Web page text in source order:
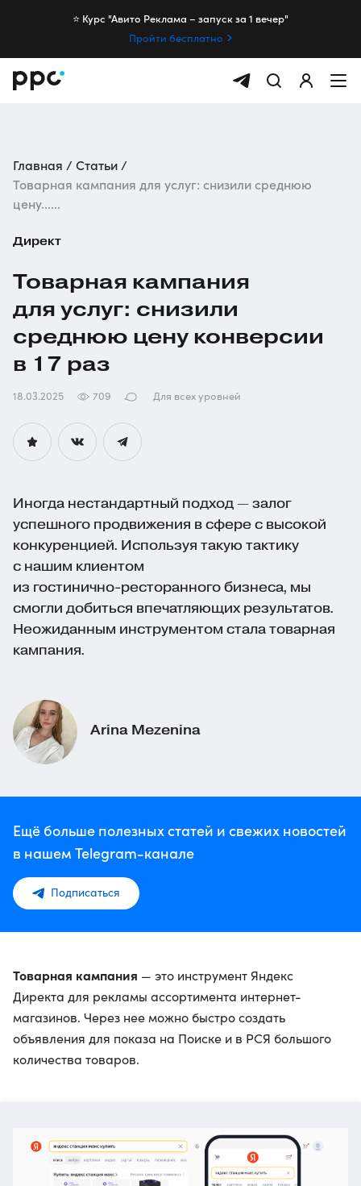
⭐️ Курс "Авито Реклама – запуск за 1 вечер"
Пройти бесплатно
Главная
Статьи
Товарная кампания для услуг: снизили среднюю
цену......
Директ
Товарная кампания
для услуг: снизили
среднюю цену конверсии
в 17 раз
18.03.2025 709 Для всех уровней
Иногда нестандартный подход — залог
успешного продвижения в сфере с высокой
конкуренцией. Используя такую тактику
с нашим клиентом
из гостинично-ресторанного бизнеса, мы
смогли добиться впечатляющих результатов.
Неожиданным инструментом стала товарная
кампания.
Arina Mezenina
Ещё больше полезных статей и свежих новостей
в нашем Telegram-канале
Подписаться
Товарная кампания — это инструмент Яндекс
Директа для рекламы ассортимента интернет-
магазинов. Через нее можно быстро создать
объявления для показа на Поиске и в РСЯ большого
количества товаров.